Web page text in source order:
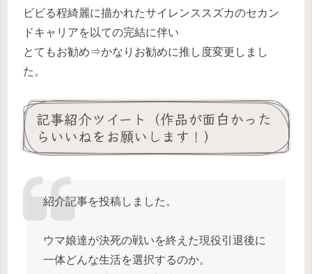
ビビる程綺麗に描かれたサイレンススズカのセカン
ドキャリアを以ての完結に伴い
とてもお勧め⇒かなりお勧めに推し度変更しまし
た。
記事紹介ツイート（作品が面白かった
らいいねをお願いします！）
紹介記事を投稿しました。
ウマ娘達が決死の戦いを終えた現役引退後に
一体どんな生活を選択するのか。